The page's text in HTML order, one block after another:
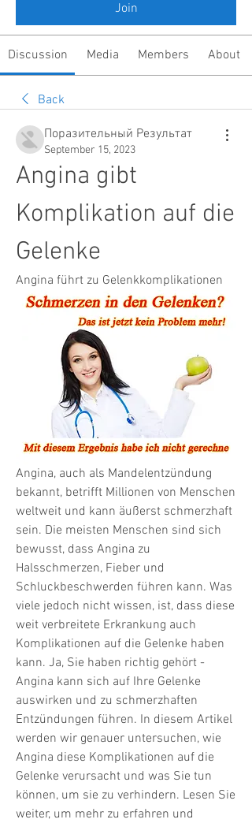
Join
Discussion Media Members About
Back
Поразительный Результат
September 15, 2023
Angina gibt
Komplikation auf die
Gelenke
Angina führt zu Gelenkkomplikationen
Angina, auch als Mandelentzündung
bekannt, betrifft Millionen von Menschen
weltweit und kann äußerst schmerzhaft
sein. Die meisten Menschen sind sich
bewusst, dass Angina zu
Halsschmerzen, Fieber und
Schluckbeschwerden führen kann. Was
viele jedoch nicht wissen, ist, dass diese
weit verbreitete Erkrankung auch
Komplikationen auf die Gelenke haben
kann. Ja, Sie haben richtig gehört -
Angina kann sich auf Ihre Gelenke
auswirken und zu schmerzhaften
Entzündungen führen. In diesem Artikel
werden wir genauer untersuchen, wie
Angina diese Komplikationen auf die
Gelenke verursacht und was Sie tun
können, um sie zu verhindern. Lesen Sie
weiter, um mehr zu erfahren und